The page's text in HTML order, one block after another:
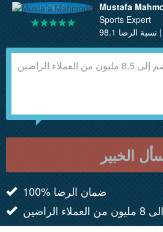
Mustafa
Sports Expert
الخبير
100% ضمان الرضا
الراضين